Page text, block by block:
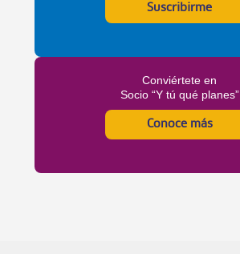
Suscribirme
Conviértete en
Socio “Y tú qué planes”
Conoce más